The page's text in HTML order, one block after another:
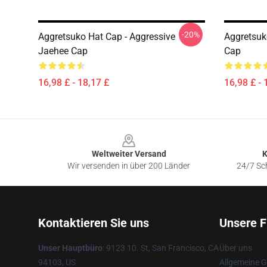
Aggretsuko Hat Cap - Aggressive
Jaehee Cap
16,98 £ - 18,17 £
-20%
Cap
16,98 £ -
Weltweiter Versand
Wir versenden in über 200 Länder
24/7
Kontaktieren Sie uns
Unser Hauptbüro: 9123 10. St, San Francisco, CA
94103, US
Unsere
Über uns
Allgemeine